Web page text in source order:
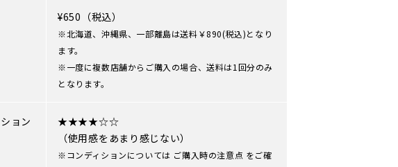
¥650（税込）
※北海道、沖縄県、一部離島は送料￥890(税込)となり
ます。
※一度に複数店舗からご購入の場合、送料は1回分のみ
となります。
ョン
★★★★☆☆
（使用感をあまり感じない）
※コンディションについては ご購入時の注意点 をご確